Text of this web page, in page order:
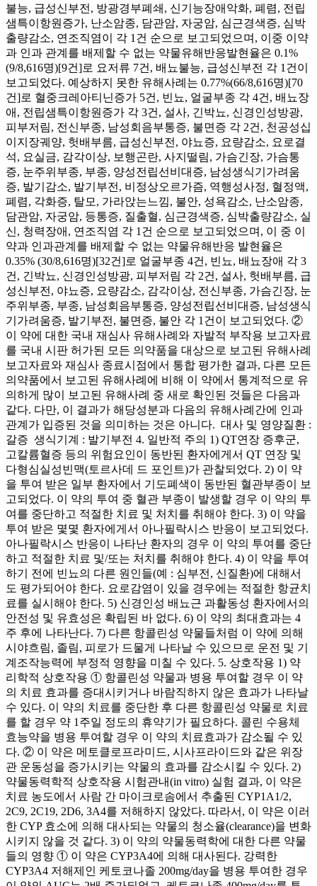
불능, 급성신부전, 방광경부폐쇄, 신기능장애악화, 폐렴, 전립
샘특이항원증가, 난소암종, 담관암, 자궁암, 심근경색증, 심박
출량감소, 연조직염이 각 1건 순으로 보고되었으며, 이중 이약
과 인과 관계를 배제할 수 없는 약물유해반응발현율은 0.1%
(9/8,616명)[9건]로 요저류 7건, 배뇨불능, 급성신부전 각 1건이
보고되었다. 예상하지 못한 유해사례는 0.77%(66/8,616명)[70
건]로 혈중크레아티닌증가 5건, 빈뇨, 얼굴부종 각 4건, 배뇨장
애, 전립샘특이항원증가 각 3건, 설사, 긴박뇨, 신경인성방광,
피부저림, 전신부종, 남성회음부통증, 불면증 각 2건, 천공성십
이지장궤양, 헛배부름, 급성신부전, 야뇨증, 요량감소, 요로결
석, 요실금, 감각이상, 보행곤란, 사지떨림, 가슴긴장, 가슴통
증, 눈주위부종, 부종, 양성전립선비대증, 남성생식기가려움
증, 발기감소, 발기부전, 비정상오르가즘, 역행성사정, 혈정액,
폐렴, 각화증, 탈모, 가라앉는느낌, 불안, 성욕감소, 난소암종,
담관암, 자궁암, 등통증, 질출혈, 심근경색증, 심박출량감소, 실
신, 청력장애, 연조직염 각 1건 순으로 보고되었으며, 이 중 이
약과 인과관계를 배제할 수 없는 약물유해반응 발현율은
0.35% (30/8,616명)[32건]로 얼굴부종 4건, 빈뇨, 배뇨장애 각 3
건, 긴박뇨, 신경인성방광, 피부저림 각 2건, 설사, 헛배부름, 급
성신부전, 야뇨증, 요량감소, 감각이상, 전신부종, 가슴긴장, 눈
주위부종, 부종, 남성회음부통증, 양성전립선비대증, 남성생식
기가려움증, 발기부전, 불면증, 불안 각 1건이 보고되었다. ②
이 약에 대한 국내 재심사 유해사례와 자발적 부작용 보고자료
를 국내 시판 허가된 모든 의약품을 대상으로 보고된 유해사례
보고자료와 재심사 종료시점에서 통합 평가한 결과, 다른 모든
의약품에서 보고된 유해사례에 비해 이 약에서 통계적으로 유
의하게 많이 보고된 유해사례 중 새로 확인된 것들은 다음과
같다. 다만, 이 결과가 해당성분과 다음의 유해사례간에 인과
관계가 입증된 것을 의미하는 것은 아니다. ­ 대사 및 영양질환 :
갈증 ­ 생식기계 : 발기부전 4. 일반적 주의 1) QT연장 증후군,
고칼륨혈증 등의 위험요인이 동반된 환자에게서 QT 연장 및
다형심실성빈맥(토르사데 드 포인트)가 관찰되었다. 2) 이 약
을 투여 받은 일부 환자에서 기도폐색이 동반된 혈관부종이 보
고되었다. 이 약의 투여 중 혈관 부종이 발생할 경우 이 약의 투
여를 중단하고 적절한 치료 및 처치를 취해야 한다. 3) 이 약을
투여 받은 몇몇 환자에게서 아나필락시스 반응이 보고되었다.
아나필락시스 반응이 나타난 환자의 경우 이 약의 투여를 중단
하고 적절한 치료 및/또는 처치를 취해야 한다. 4) 이 약을 투여
하기 전에 빈뇨의 다른 원인들(예 : 심부전, 신질환)에 대해서
도 평가되어야 한다. 요로감염이 있을 경우에는 적절한 항균치
료를 실시해야 한다. 5) 신경인성 배뇨근 과활동성 환자에서의
안전성 및 유효성은 확립된 바 없다. 6) 이 약의 최대효과는 4
주 후에 나타난다. 7) 다른 항콜린성 약물들처럼 이 약에 의해
시야흐림, 졸림, 피로가 드물게 나타날 수 있으므로 운전 및 기
계조작능력에 부정적 영향을 미칠 수 있다. 5. 상호작용 1) 약
리학적 상호작용 ① 항콜린성 약물과 병용 투여할 경우 이 약
의 치료 효과를 증대시키거나 바람직하지 않은 효과가 나타날
수 있다. 이 약의 치료를 중단한 후 다른 항콜린성 약물로 치료
를 할 경우 약 1주일 정도의 휴약기가 필요하다. 콜린 수용체
효능약을 병용 투여할 경우 이 약의 치료효과가 감소될 수 있
다. ② 이 약은 메토클로프라미드, 시사프라이드와 같은 위장
관 운동성을 증가시키는 약물의 효과를 감소시킬 수 있다. 2)
약물동력학적 상호작용 시험관내(in vitro) 실험 결과, 이 약은
치료 농도에서 사람 간 마이크로솜에서 추출된 CYP1A1/2,
2C9, 2C19, 2D6, 3A4를 저해하지 않았다. 따라서, 이 약은 이러
한 CYP 효소에 의해 대사되는 약물의 청소율(clearance)을 변화
시키지 않을 것 같다. 3) 이 약의 약물동력학에 대한 다른 약물
들의 영향 ① 이 약은 CYP3A4에 의해 대사된다. 강력한
CYP3A4 저해제인 케토코나졸 200mg/day을 병용 투여한 경우